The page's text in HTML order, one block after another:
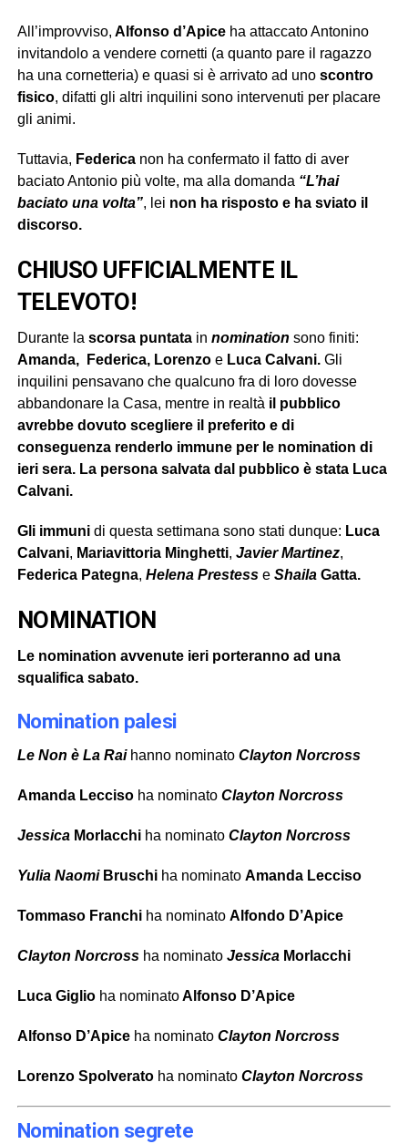
All’improvviso, Alfonso d’Apiceha attaccato Antonino
invitandolo a vendere cornetti (a quanto pare il ragazzo
ha una cornetteria) e quasi si è arrivato ad uno scontro
fisico, difatti gli altri inquilini sono intervenuti per placare
gli animi.
Tuttavia, Federicanon ha confermato il fatto di aver
baciato Antonio più volte, ma alla domanda “L’hai
baciato una volta”, lei non ha risposto e ha sviato il
discorso.
CHIUSO UFFICIALMENTE IL
TELEVOTO!
Durante la scorsa puntatain nomination sono finiti:
Amanda, Federica, LorenzoeLuca Calvani.Gli
inquilini pensavano che qualcuno fra di loro dovesse
abbandonare la Casa, mentre in realtà il pubblico
avrebbe dovuto scegliere il preferito e di
conseguenza renderlo immune per le nomination di
ieri sera. La persona salvata dal pubblico è stata Luca
Calvani.
Gli immunidi questa settimana sono stati dunque: Luca
Calvani, Mariavittoria Minghetti, Javier Martinez,
Federica Pategna, Helena Prestess e ShailaGatta.
NOMINATION
Le nomination avvenute ieri porteranno ad una
squalifica sabato.
Nomination palesi
Le Non è La Rai hanno nominatoClayton Norcross
Amanda Leccisoha nominato Clayton Norcross
JessicaMorlacchiha nominato Clayton Norcross
Yulia NaomiBruschiha nominato Amanda Lecciso
Tommaso Franchiha nominato Alfondo D’Apice
Clayton Norcross ha nominato Jessica Morlacchi
Luca Giglioha nominatoAlfonso D’Apice
Alfonso D’Apiceha nominato Clayton Norcross
Lorenzo Spolveratoha nominato Clayton Norcross
Nomination segrete